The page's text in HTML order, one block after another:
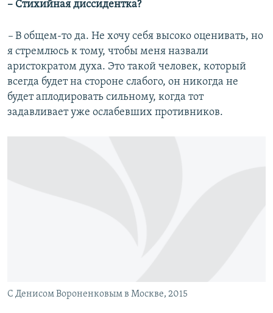
– Стихийная диссидентка?
– В общем-то да. Не хочу себя высоко оценивать, но
я стремлюсь к тому, чтобы меня назвали
аристократом духа. Это такой человек, который
всегда будет на стороне слабого, он никогда не
будет аплодировать сильному, когда тот
задавливает уже ослабевших противников.
С Денисом Вороненковым в Москве, 2015